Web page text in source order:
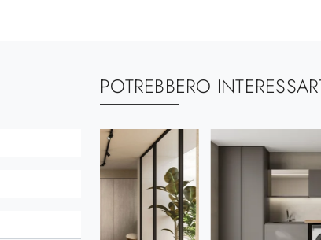
POTREBBERO